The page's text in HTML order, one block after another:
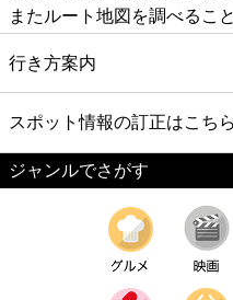
またルート地図を調べるこ
行き方案内
スポット情報の訂正はこちら
ジャンルでさがす